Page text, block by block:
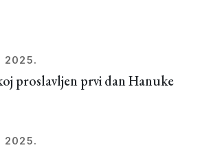
2025.
proslavljen prvi dan Hanuke
2025.